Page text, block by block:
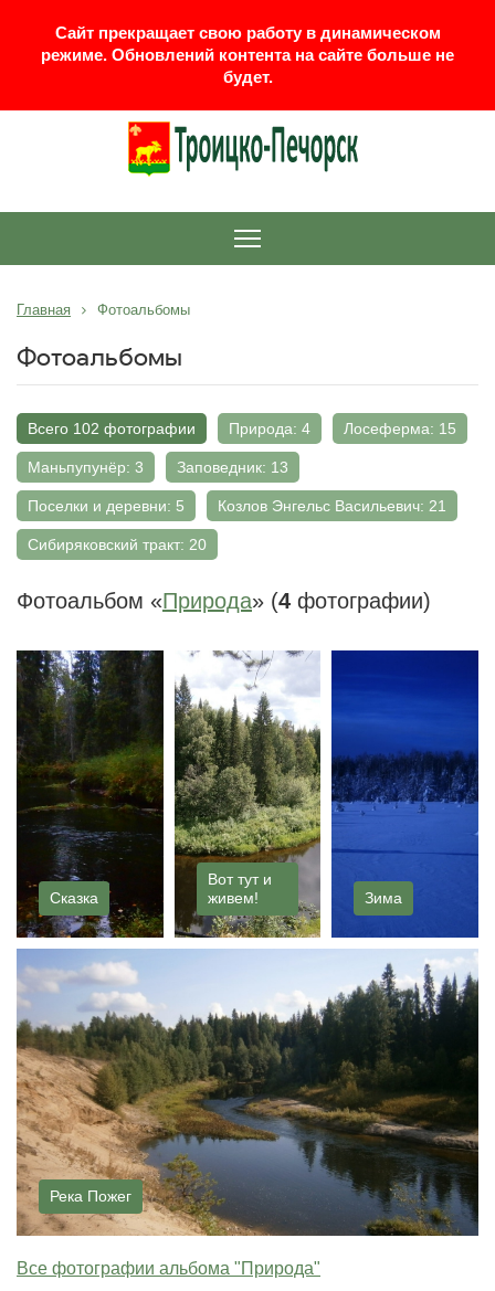
Сайт прекращает свою работу в динамическом
режиме. Обновлений контента на сайте больше не
будет.
Главная Фотоальбомы
Фотоальбомы
Всего 102 фотографии Природа: 4 Лосеферма: 15
Маньпупунёр: 3 Заповедник: 13
Поселки и деревни: 5 Козлов Энгельс Васильевич: 21
Сибиряковский тракт: 20
Фотоальбом «Природа» (4 фотографии)
Сказка
Вот тут и
живем!
Зима
Река Пожег
Все фотографии альбома "Природа"